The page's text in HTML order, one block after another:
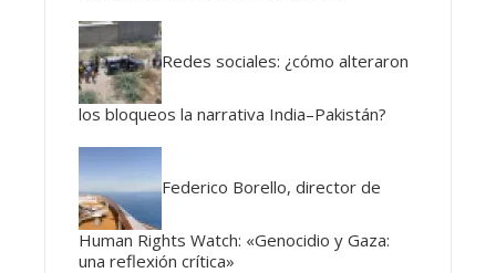
Redes sociales: ¿cómo alteraron
los bloqueos la narrativa India–Pakistán?
Federico Borello, director de
Human Rights Watch: «Genocidio y Gaza:
una reflexión crítica»